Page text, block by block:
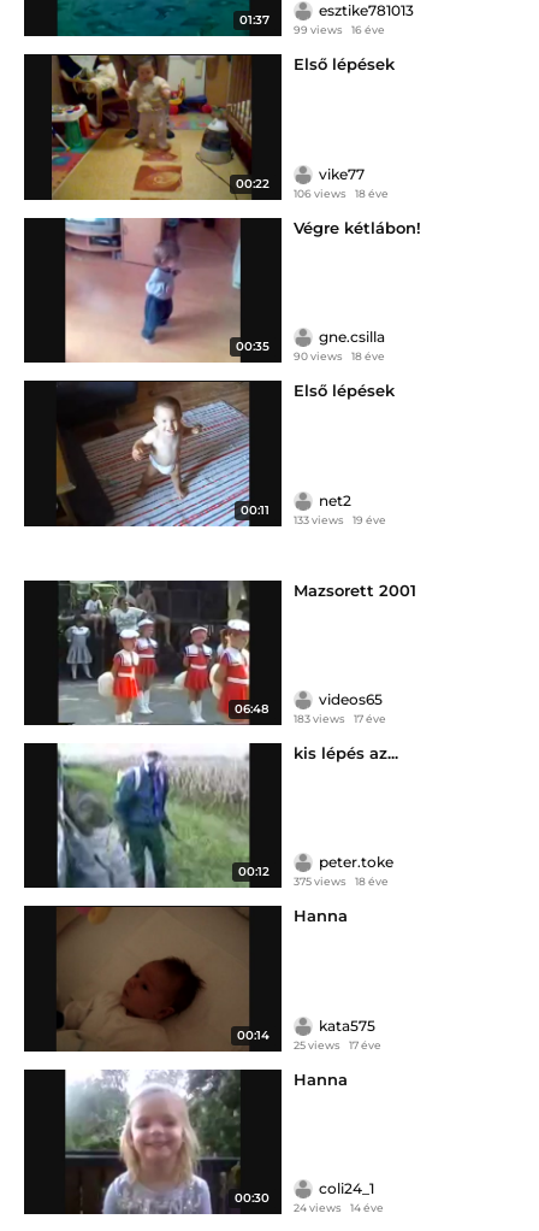
01:37
esztike781013
99 views 16 éve
00:22
Első lépések
vike77
106 views 18 éve
00:35
Végre kétlábon!
gne.csilla
90 views 18 éve
00:11
Első lépések
net2
133 views 19 éve
06:48
Mazsorett 2001
videos65
183 views 17 éve
00:12
kis lépés az...
peter.toke
375 views 18 éve
00:14
Hanna
kata575
25 views 17 éve
00:30
Hanna
coli24_1
24 views 14 éve